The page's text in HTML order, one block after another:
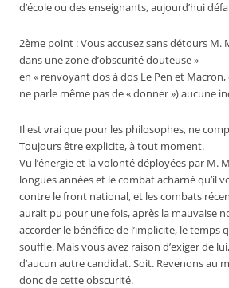
d’école ou des enseignants, aujourd’hui
2ème point : Vous accusez sans détours M.
dans une zone d’obscurité douteuse »
en « renvoyant dos à dos Le Pen et
ne parle même pas de « donner ») aucune
Il est vrai que pour les philosophes, ne
Toujours être explicite, à tout moment.
Vu l’énergie et la volonté déployées par M.
longues années et le combat acharné qu’il
contre le front national, et les combats
aurait pu pour une fois, après la mauvaise
accorder le bénéfice de l’implicite, le temps
souffle. Mais vous avez raison d’exiger de
d’aucun autre candidat. Soit. Revenons au
donc de cette obscurité.